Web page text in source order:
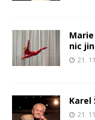
nic
21.
Karel
21.